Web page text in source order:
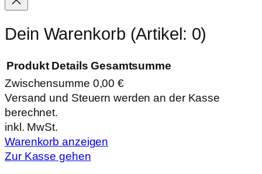
Dein Warenkorb (Artikel: 0)
Produkte
im
Warenkorb
Produkt Details Gesamtsumme
Zwischensumme 0,00 €
Versand und Steuern werden an der Kasse
berechnet.
inkl. MwSt.
Warenkorb anzeigen
Zur Kasse gehen